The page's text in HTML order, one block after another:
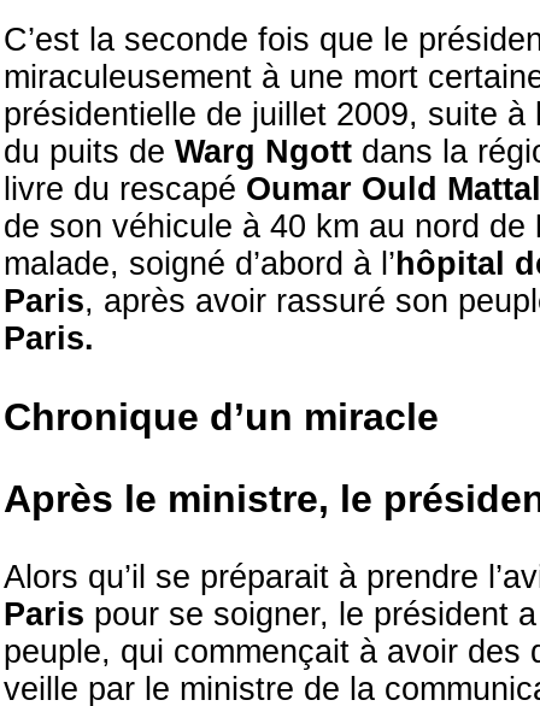
C’est la seconde fois que le
miraculeusement à une mort
présidentielle de juillet 2009, suite à
du puits de Warg Ngott dans la
livre du rescapé Oumar Ould
de son véhicule à 40 km au nord de
malade, soigné d’abord à l’ hôpital
Paris, après avoir rassuré son
Paris.
Chronique d’un miracle
Après le ministre, le
Alors qu’il se préparait à prendre
Paris pour se soigner, le président
peuple, qui commençait à avoir
veille par le ministre de la